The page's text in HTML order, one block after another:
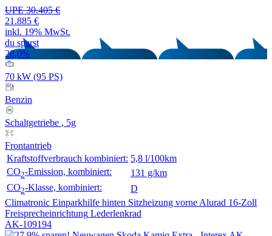
UPE 30.405 €
21.885 €
inkl. 19% MwSt.
du sparst
28,0%
70 kW (95 PS)
Benzin
Schaltgetriebe , 5g
Frontantrieb
Kraftstoffverbrauch kombiniert: 5,8 l/100km
CO2-Emission, kombiniert:
131 g/km
CO2-Klasse, kombiniert:
D
Climatronic Einparkhilfe hinten Sitzheizung vorne Alurad 16-Zoll
Freisprecheinrichtung Lederlenkrad
AK-109194